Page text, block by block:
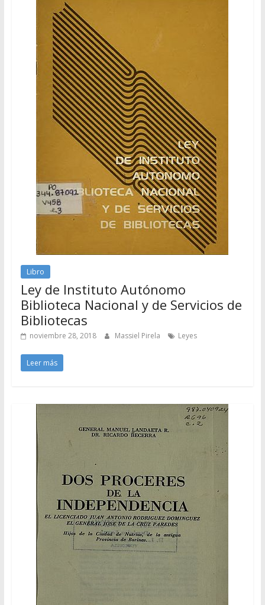
Libro
Ley de Instituto Autónomo
Biblioteca Nacional y de Servicios de
Bibliotecas
noviembre 28, 2018 Massiel Pirela Leyes
Leer más